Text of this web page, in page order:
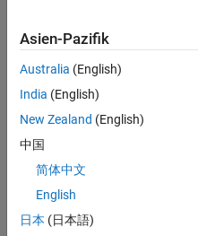
noch
keine
offenen
Stellen
können,
die
Ihren
entsprechen,
Asien-Pazifik
Australia (English)
India (English)
New Zealand (English)
中国
简体中文
English
日本 (日本語)